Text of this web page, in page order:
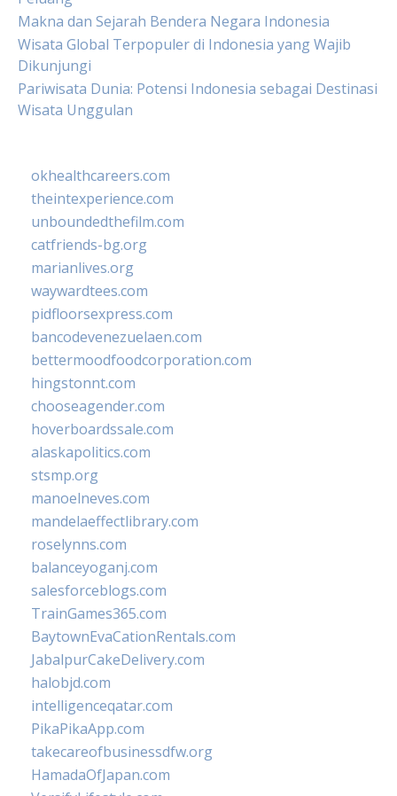
Makna dan Sejarah Bendera Negara Indonesia
Wisata Global Terpopuler di Indonesia yang Wajib
Dikunjungi
Pariwisata Dunia: Potensi Indonesia sebagai Destinasi
Wisata Unggulan
okhealthcareers.com
theintexperience.com
unboundedthefilm.com
catfriends-bg.org
marianlives.org
waywardtees.com
pidfloorsexpress.com
bancodevenezuelaen.com
bettermoodfoodcorporation.com
hingstonnt.com
chooseagender.com
hoverboardssale.com
alaskapolitics.com
stsmp.org
manoelneves.com
mandelaeffectlibrary.com
roselynns.com
balanceyoganj.com
salesforceblogs.com
TrainGames365.com
BaytownEvaCationRentals.com
JabalpurCakeDelivery.com
halobjd.com
intelligenceqatar.com
PikaPikaApp.com
takecareofbusinessdfw.org
HamadaOfJapan.com